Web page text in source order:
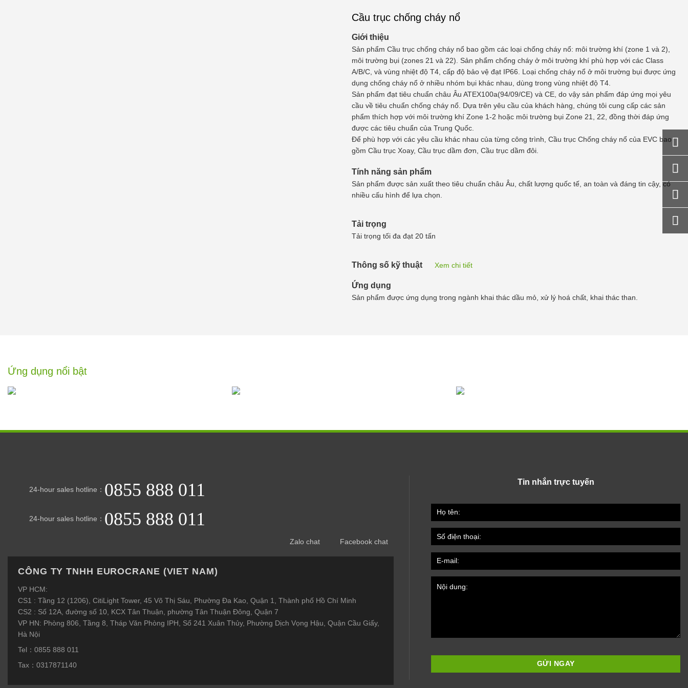
Cầu trục chống cháy nổ
Giới thiệu
Sản phẩm Cầu trục chống cháy nổ bao gồm các loại chống cháy nổ: môi trường khí (zone 1 và 2),
môi trường bụi (zones 21 và 22). Sản phẩm chống cháy ở môi trường khí phù hợp với các Class
A/B/C, và vùng nhiệt độ T4, cấp độ bảo vệ đạt IP66. Loại chống cháy nổ ở môi trường bụi được ứng
dụng chống cháy nổ ở nhiều nhóm bụi khác nhau, dùng trong vùng nhiệt độ T4.
Sản phẩm đạt tiêu chuẩn châu Âu ATEX100a(94/09/CE) và CE, do vậy sản phẩm đáp ứng mọi yêu
cầu về tiêu chuẩn chống cháy nổ. Dựa trên yêu cầu của khách hàng, chúng tôi cung cấp các sản
phẩm thích hợp với môi trường khí Zone 1-2 hoặc môi trường bụi Zone 21, 22, đồng thời đáp ứng
được các tiêu chuẩn của Trung Quốc.
Để phù hợp với các yêu cầu khác nhau của từng công trình, Cầu trục Chống cháy nổ của EVC bao
gồm Cầu trục Xoay, Cầu trục dầm đơn, Cầu trục dầm đôi.
Tính năng sản phẩm
Sản phẩm được sản xuất theo tiêu chuẩn châu Âu, chất lượng quốc tế, an toàn và đáng tin cậy, có
nhiều cấu hình để lựa chọn.
Tải trọng
Tải trọng tối đa đạt 20 tấn
Thông số kỹ thuật Xem chi tiết
Ứng dụng
Sản phẩm được ứng dụng trong ngành khai thác dầu mỏ, xử lý hoá chất, khai thác than.
Ứng dụng nổi bật
24-hour sales hotline： 0855 888 011
24-hour sales hotline： 0855 888 011
Zalo chat Facebook chat
CÔNG TY TNHH EUROCRANE (VIET NAM)
VP HCM:
CS1 : Tầng 12 (1206), CitiLight Tower, 45 Võ Thị Sáu, Phường Đa Kao, Quận 1, Thành phố Hồ Chí Minh
CS2 : Số 12A, đường số 10, KCX Tân Thuận, phường Tân Thuận Đông, Quận 7
VP HN: Phòng 806, Tầng 8, Tháp Văn Phòng IPH, Số 241 Xuân Thủy, Phường Dịch Vọng Hậu, Quận Cầu Giấy,
Hà Nội
Tel：0855 888 011
Tax：0317871140
Tin nhắn trực tuyến



